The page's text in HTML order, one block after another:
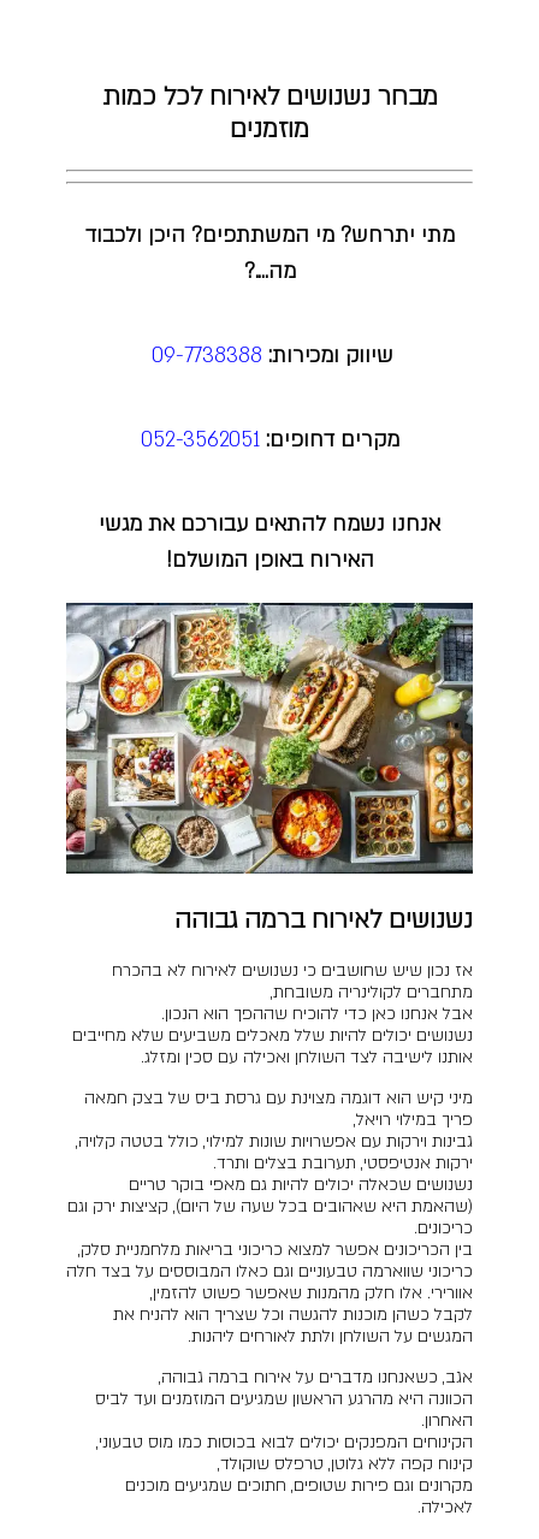
מבחר נשנושים לאירוח לכל כמות
מוזמנים
מתי יתרחש? מי המשתתפים? היכן ולכבוד
מה….?
שיווק ומכירות: 09-7738388
מקרים דחופים:052-3562051
אנחנו נשמח להתאים עבורכם את מגשי
האירוח באופן המושלם!
נשנושים לאירוח ברמה גבוהה
אז נכון שיש שחושבים כי נשנושים לאירוח לא בהכרח
מתחברים לקולינריה משובחת,
אבל אנחנו כאן כדי להוכיח שההפך הוא הנכון.
נשנושים יכולים להיות שלל מאכלים משביעים שלא מחייבים
אותנו לישיבה לצד השולחן ואכילה עם סכין ומזלג.
מיני קיש הוא דוגמה מצוינת עם גרסת ביס של בצק חמאה
פריך במילוי רויאל,
גבינות וירקות עם אפשרויות שונות למילוי, כולל בטטה קלויה,
ירקות אנטיפסטי, תערובת בצלים ותרד.
נשנושים שכאלה יכולים להיות גם מאפי בוקר טריים
(שהאמת היא שאהובים בכל שעה של היום), קציצות ירק וגם
כריכונים.
בין הכריכונים אפשר למצוא כריכוני בריאות מלחמניית סלק,
כריכוני שווארמה טבעוניים וגם כאלו המבוססים על בצד חלה
אוורירי. אלו חלק מהמנות שאפשר פשוט להזמין,
לקבל כשהן מוכנות להגשה וכל שצריך הוא להניח את
המגשים על השולחן ולתת לאורחים ליהנות.
אגב, כשאנחנו מדברים על אירוח ברמה גבוהה,
הכוונה היא מהרגע הראשון שמגיעים המוזמנים ועד לביס
האחרון.
הקינוחים המפנקים יכולים לבוא בכוסות כמו מוס טבעוני,
קינוח קפה ללא גלוטן, טרפלס שוקולד,
מקרונים וגם פירות שטופים, חתוכים שמגיעים מוכנים
לאכילה.